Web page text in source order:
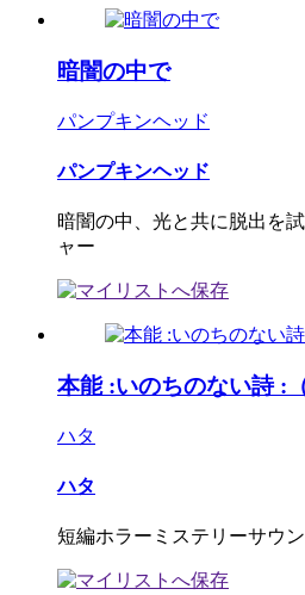
暗闇の中で
パンプキンヘッド
パンプキンヘッド
暗闇の中、光と共に脱出を
ャー
本能 :いのちのない詩 :
ハタ
ハタ
短編ホラーミステリーサウ